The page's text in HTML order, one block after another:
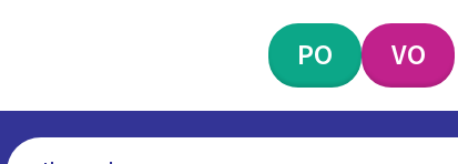
PO VO